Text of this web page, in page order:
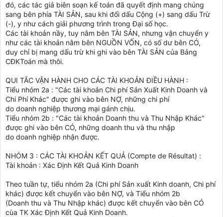
đó, các tác giả biên soạn kế toán đã quyết định mang chúng
sang bên phía TÀI SẢN, sau khi đổi dấu Cộng (+) sang dấu Trừ
(-), y như cách giải phương trình trong Đại số học.
Các tài khoản nầy, tuy nằm bên TÀI SẢN, nhưng vận chuyển y
như các tài khoản nằm bên NGUỒN VỐN, có số dư bên CÓ,
duy chỉ bị mang dấu trừ khi ghi vào bên TÀI SẢN của Bảng
CĐKToán mà thôi.
QUI TẮC VẬN HÀNH CHO CÁC TÀI KHOẢN ĐIỀU HÀNH :
Tiểu nhóm 2a : "Các tài khoản Chi phí Sản Xuất Kinh Doanh và
Chi Phí Khác" được ghi vào bên NỢ, những chi phí
do doanh nghiệp thương mại gánh chịu.
Tiểu nhóm 2b : "Các tài khoản Doanh thu và Thu Nhập Khác"
được ghi vào bên CÓ, những doanh thu và thu nhập
do doanh nghiệp nhận được.
NHÓM 3 : CÁC TÀI KHOẢN KẾT QUẢ (Compte de Résultat) :
Tài khoản : Xác Định Kết Quả Kinh Doanh
Theo tuần tự, tiểu nhóm 2a (Chi phí Sản xuất Kinh doanh, Chi phí
khác) được kết chuyển vào bên NỢ, và Tiểu nhóm 2b
(Doanh thu và Thu Nhập khác) được kết chuyển vào bên CÓ
cùa TK Xác Định Kết Quả Kinh Doanh.